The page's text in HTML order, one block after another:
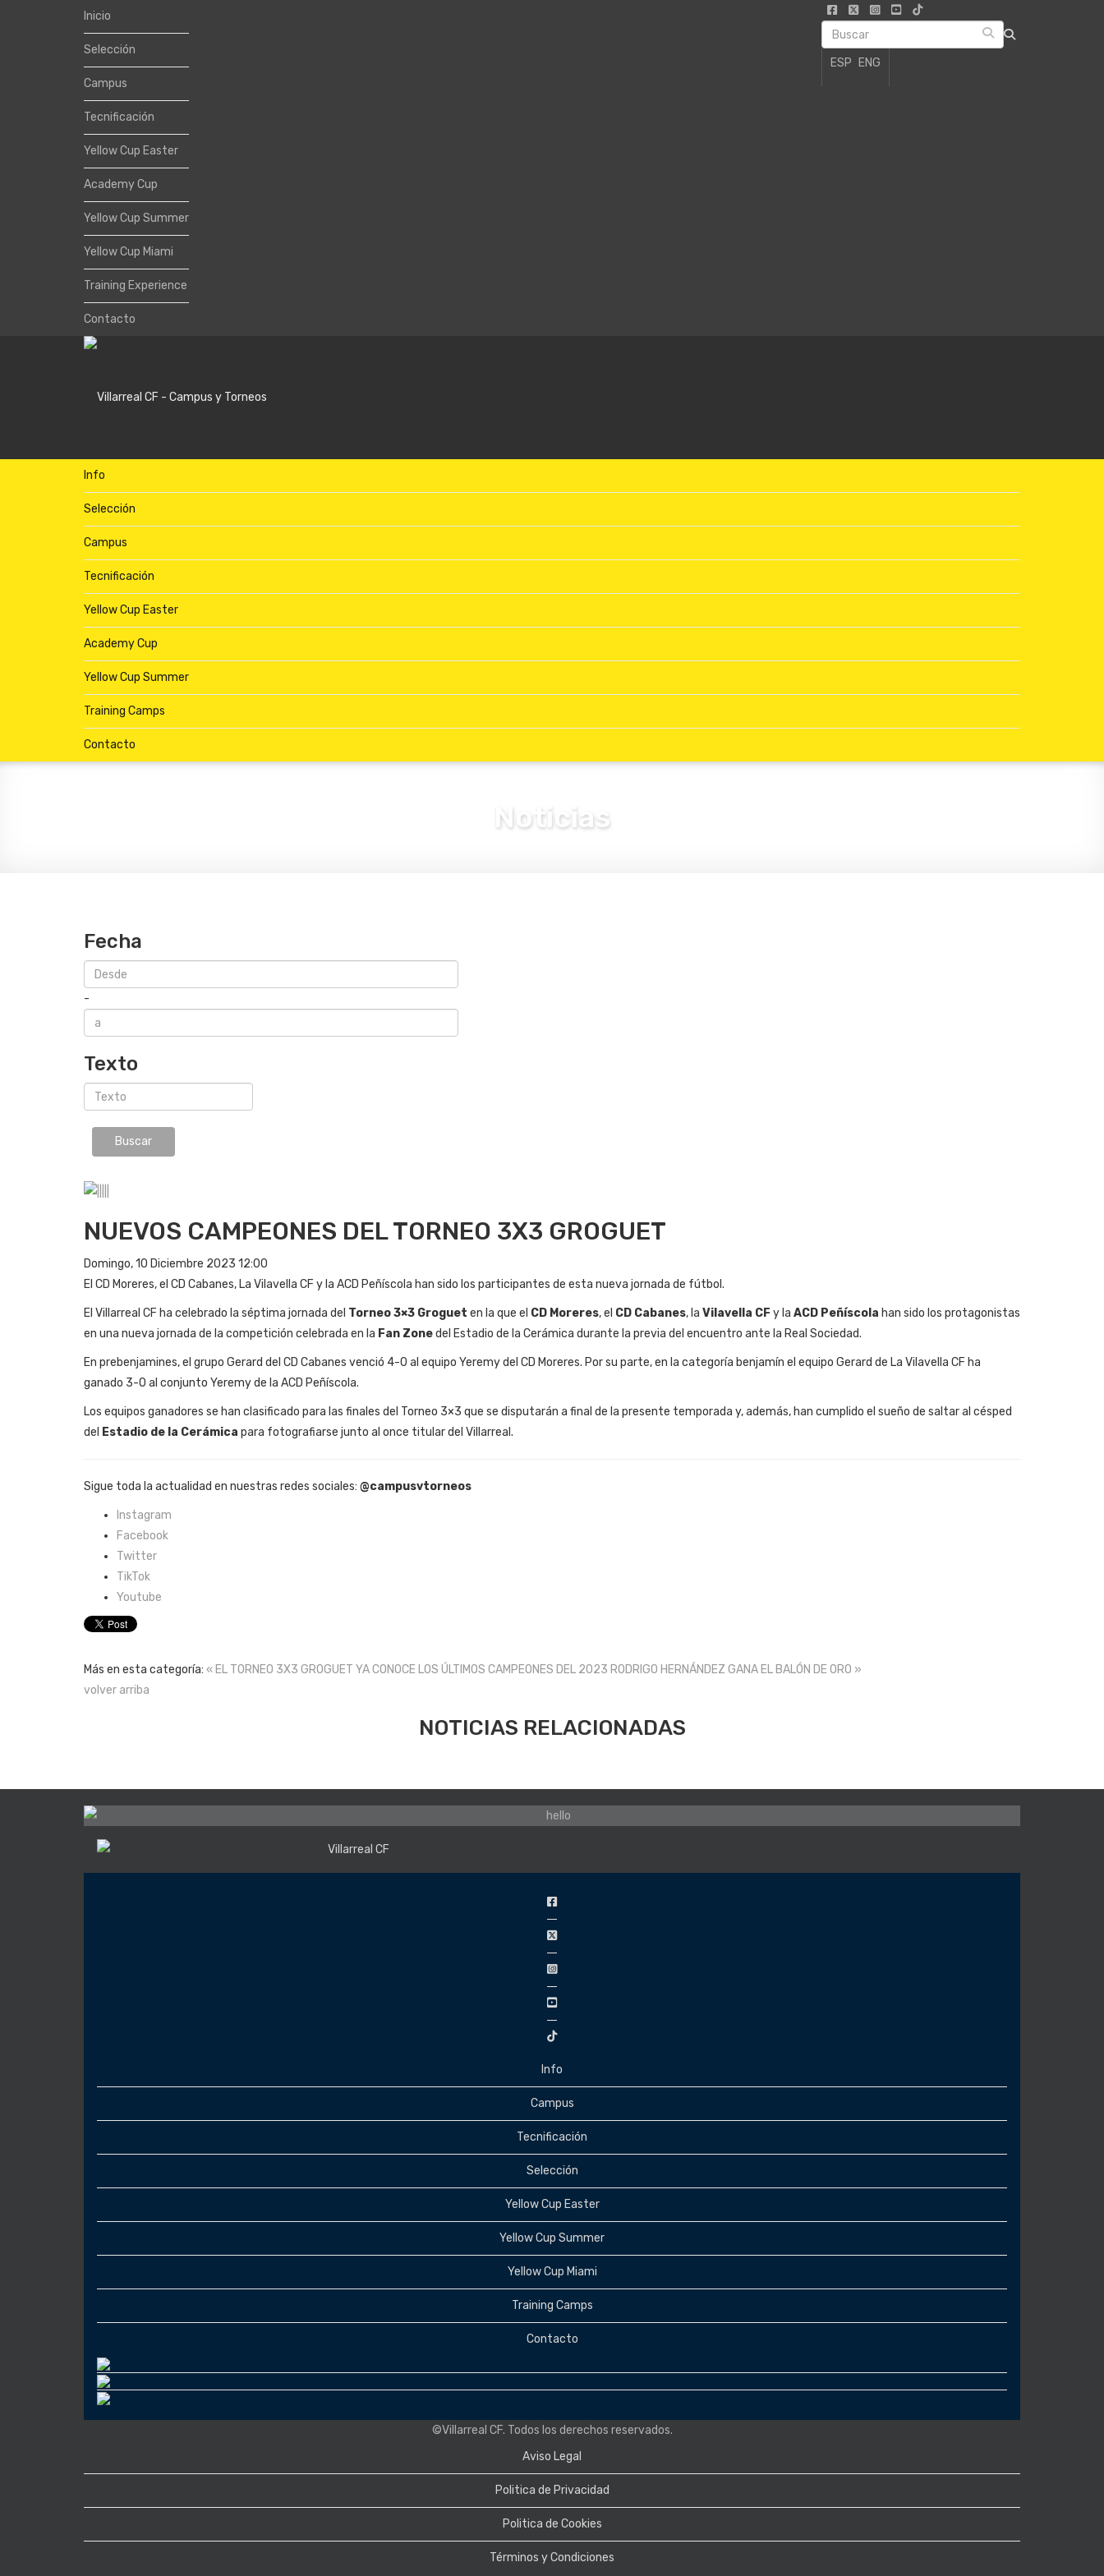
Inicio
Selección
Campus
Tecnificación
Yellow Cup Easter
Academy Cup
Yellow Cup Summer
Yellow Cup Miami
Training Experience
Contacto
ESP ENG
Info
Selección
Campus
Tecnificación
Yellow Cup Easter
Academy Cup
Yellow Cup Summer
Training Camps
Contacto
Noticias
Fecha
-
Texto
NUEVOS CAMPEONES DEL TORNEO 3X3 GROGUET
Domingo, 10 Diciembre 2023 12:00
El CD Moreres, el CD Cabanes, La Vilavella CF y la ACD Peñíscola han sido los participantes de esta nueva jornada de fútbol.
El Villarreal CF ha celebrado la séptima jornada del Torneo 3×3 Groguet en la que el CD Moreres, el CD Cabanes, la Vilavella CF y la ACD Peñíscola han sido los protagonistas
en una nueva jornada de la competición celebrada en la Fan Zonedel Estadio de la Cerámica durante la previa del encuentro ante la Real Sociedad.
En prebenjamines, el grupo Gerard del CD Cabanes venció 4-0 al equipo Yeremy del CD Moreres. Por su parte, en la categoría benjamín el equipo Gerard de La Vilavella CF ha
ganado 3-0 al conjunto Yeremy de la ACD Peñíscola.
Los equipos ganadores se han clasificado para las finales del Torneo 3×3 que se disputarán a final de la presente temporada y, además, han cumplido el sueño de saltar al césped
del Estadio de la Cerámica para fotografiarse junto al once titular del Villarreal.
Sigue toda la actualidad en nuestras redes sociales: @campusvtorneos
Instagram
Facebook
Twitter
TikTok
Youtube
Más en esta categoría: « EL TORNEO 3X3 GROGUET YA CONOCE LOS ÚLTIMOS CAMPEONES DEL 2023 RODRIGO HERNÁNDEZ GANA EL BALÓN DE ORO »
volver arriba
NOTICIAS RELACIONADAS
Info
Campus
Tecnificación
Selección
Yellow Cup Easter
Yellow Cup Summer
Yellow Cup Miami
Training Camps
Contacto
©Villarreal CF. Todos los derechos reservados.
Aviso Legal
Politica de Privacidad
Politica de Cookies
Términos y Condiciones